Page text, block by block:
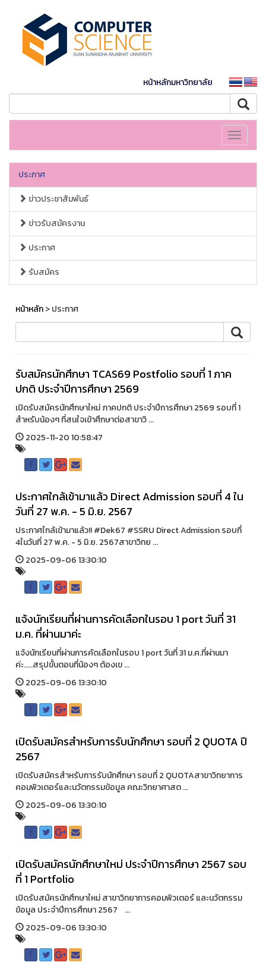
หน้าหลักมหาวิทยาลัย
Toggle
ประกาศ
ข่าวประชาสัมพันธ์
ข่าวรับสมัครงาน
ประกาศ
รับสมัคร
หน้าหลัก> ประกาศ
รับสมัครนักศึกษา TCAS69 Postfolio รอบที่ 1 ภาค
ปกติ ประจำปีการศึกษา 2569
เปิดรับสมัครนักศึกษาใหม่ ภาคปกติ ประจำปีการศึกษา 2569 รอบที่ 1
สำหรับน้องๆ ที่สนใจเข้าศึกษาต่อสาขาวิ ...
2025-11-20 10:58:47
ประกาศใกล้เข้ามาแล้ว Direct Admission รอบที่ 4 ใน
วันที่ 27 พ.ค. - 5 มิ.ย. 2567
ประกาศใกล้เข้ามาแล้ว!! #Dek67 #SSRU Direct Admission รอบที่
4ในวันที่ 27 พ.ค. - 5 มิ.ย. 2567สาขาวิทย ...
2025-09-06 13:30:10
แจ้งนักเรียนที่ผ่านการคัดเลือกในรอบ 1 port วันที่ 31
ม.ค. ที่ผ่านมาค่ะ
แจ้งนักเรียนที่ผ่านการคัดเลือกในรอบ 1 port วันที่ 31 ม.ค.ที่ผ่านมา
ค่ะ.....สรุปขั้นตอนที่น้องๆ ต้องเข ...
2025-09-06 13:30:10
เปิดรับสมัครสำหรับการรับนักศึกษา รอบที่ 2 QUOTA ปี
2567
เปิดรับสมัครสำหรับการรับนักศึกษา รอบที่ 2 QUOTAสาขาวิทยาการ
คอมพิวเตอร์และนวัตกรรมข้อมูล คณะวิทยาศาสต ...
2025-09-06 13:30:10
เปิดรับสมัครนักศึกษาใหม่ ประจำปีการศึกษา 2567 รอบ
ที่ 1 Portfolio
เปิดรับสมัครนักศึกษาใหม่ สาขาวิทยาการคอมพิวเตอร์ และนวัตกรรม
ข้อมูล ประจำปีการศึกษา 2567 ...
2025-09-06 13:30:10